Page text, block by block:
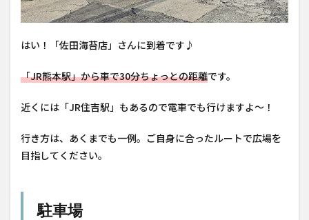
はい！「佐田海苔店」さんに到着です♪
「JR熊本駅」から車で30分ちょっとの距離です。
近くには「JR住吉駅」もあるので電車でも行けますよ〜！
行き方は、あくまでも一例。ご自身に合ったルートで広場を
目指してください。
駐車場